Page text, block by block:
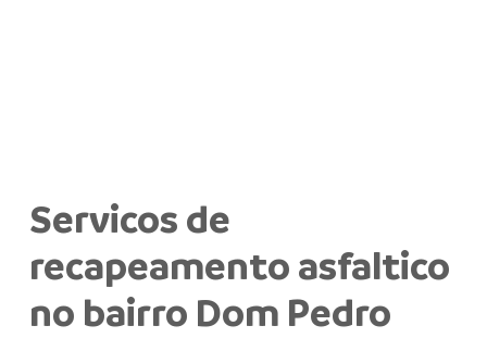
Servicos de
recapeamento asfaltico
no bairro Dom Pedro